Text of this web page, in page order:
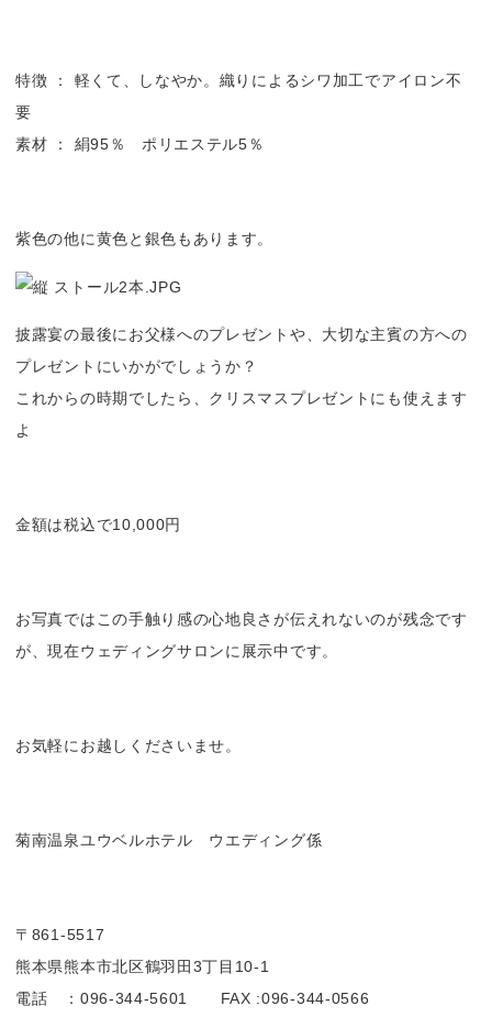
特徴 ： 軽くて、しなやか。織りによるシワ加工でアイロン不
要
素材 ： 絹95％ ポリエステル5％
紫色の他に黄色と銀色もあります。
披露宴の最後にお父様へのプレゼントや、大切な主賓の方への
プレゼントにいかがでしょうか？
これからの時期でしたら、クリスマスプレゼントにも使えます
よ
金額は税込で10,000円
お写真ではこの手触り感の心地良さが伝えれないのが残念です
が、現在ウェディングサロンに展示中です。
お気軽にお越しくださいませ。
菊南温泉ユウベルホテル ウエディング係
〒861-5517
熊本県熊本市北区鶴羽田3丁目10-1
電話 ：096-344-5601 FAX :096-344-0566